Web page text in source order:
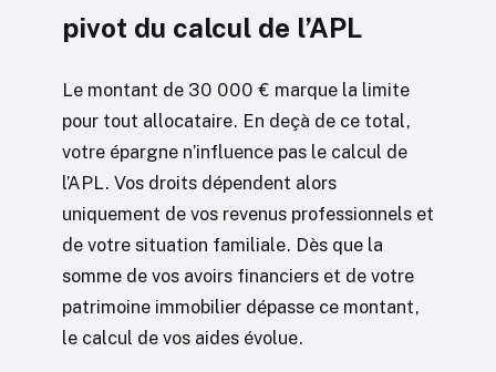
pivot du calcul de l’APL
Le montant de 30 000 € marque la limite
pour tout allocataire. En deçà de ce total,
votre épargne n’influence pas le calcul de
l’APL. Vos droits dépendent alors
uniquement de vos revenus professionnels et
de votre situation familiale. Dès que la
somme de vos avoirs financiers et de votre
patrimoine immobilier dépasse ce montant,
le calcul de vos aides évolue.